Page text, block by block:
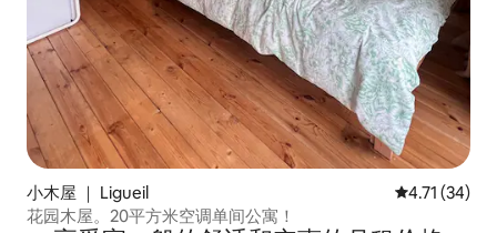
小木屋 ｜ Ligueil 平均评分
4.71 (34)
花园木屋。20平方米空调单间公寓！